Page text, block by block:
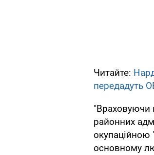
Читайте:
передадуть
"Враховуючи
районних
окупаційною
основному